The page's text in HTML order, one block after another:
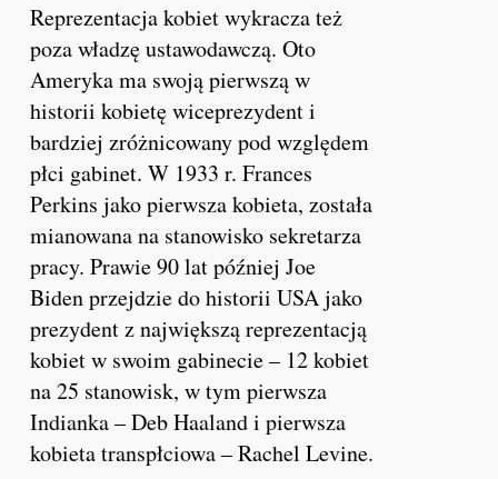
Reprezentacja kobiet wykracza też
poza władzę ustawodawczą. Oto
Ameryka ma swoją pierwszą w
historii kobietę wiceprezydent i
bardziej zróżnicowany pod względem
płci gabinet. W 1933 r. Frances
Perkins jako pierwsza kobieta, została
mianowana na stanowisko sekretarza
pracy. Prawie 90 lat później Joe
Biden przejdzie do historii USA jako
prezydent z największą reprezentacją
kobiet w swoim gabinecie – 12 kobiet
na 25 stanowisk, w tym pierwsza
Indianka – Deb Haaland i pierwsza
kobieta transpłciowa – Rachel Levine.